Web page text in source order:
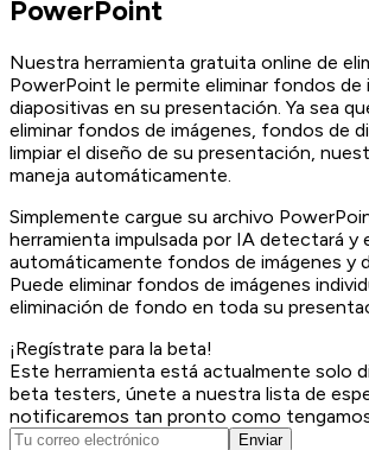
PowerPoint
Nuestra herramienta gratuita online de
PowerPoint le permite eliminar fondos de
diapositivas en su presentación. Ya sea
eliminar fondos de imágenes, fondos de
limpiar el diseño de su presentación,
maneja automáticamente.
Simplemente cargue su archivo
herramienta impulsada por IA detectará y
automáticamente fondos de imágenes y
Puede eliminar fondos de imágenes
eliminación de fondo en toda su
¡Regístrate para la beta!
Este herramienta está actualmente solo
beta testers, únete a nuestra lista de
notificaremos tan pronto como
Enviar